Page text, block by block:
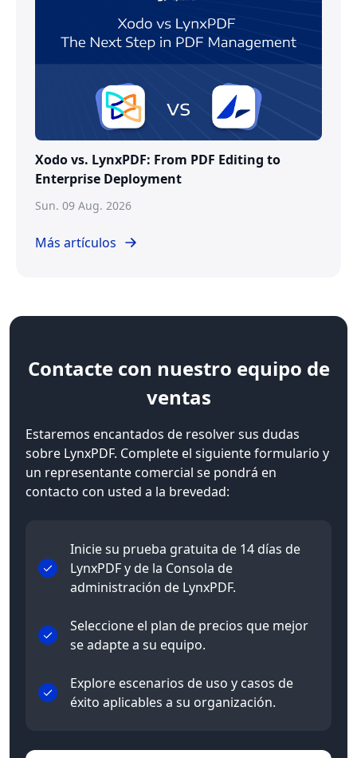
Xodo vs. LynxPDF: From PDF Editing to
Enterprise Deployment
Sun. 09 Aug. 2026
Más artículos
Contactecon nuestro equipo de
ventas
Estaremos encantados de resolver sus dudas
sobre LynxPDF. Complete el siguiente formulario y
un representante comercial se pondrá en
contacto con usted a la brevedad:
Inicie su prueba gratuita de 14 días de
LynxPDF y de la Consola de
administración de LynxPDF.
Seleccione el plan de precios que mejor
se adapte a su equipo.
Explore escenarios de uso y casos de
éxito aplicables a su organización.